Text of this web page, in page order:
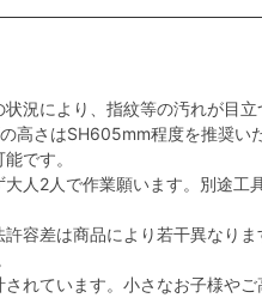
況により、指紋等の汚れが目立
高さはSH605mm程度を推奨い
です。
人2人で作業願います。別途工
容差は商品により若干異なり
れています。小さなお子様や